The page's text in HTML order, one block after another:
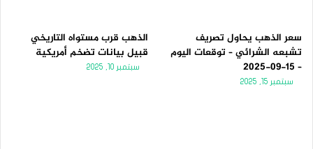
سعر الذهب يحاول تصريف
تشبعه الشرائي – توقعات اليوم
– 15-09-2025
سبتمبر 15, 2025
الذهب قرب مستواه التاريخي
قبيل بيانات تضخم أمريكية
سبتمبر 10, 2025